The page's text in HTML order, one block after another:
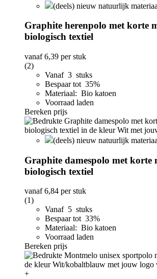
(deels) nieuw natuurlijk
Graphite herenpolo met korte
biologisch textiel
vanaf6,39 per stuk
(2)
Vanaf 3 stuks
Bespaar tot 35%
Materiaal: Bio katoen
Voorraad laden
Bereken prijs
(deels) nieuw natuurlijk
Graphite damespolo met korte
biologisch textiel
vanaf6,84 per stuk
(1)
Vanaf 5 stuks
Bespaar tot 33%
Materiaal: Bio katoen
Voorraad laden
Bereken prijs
+